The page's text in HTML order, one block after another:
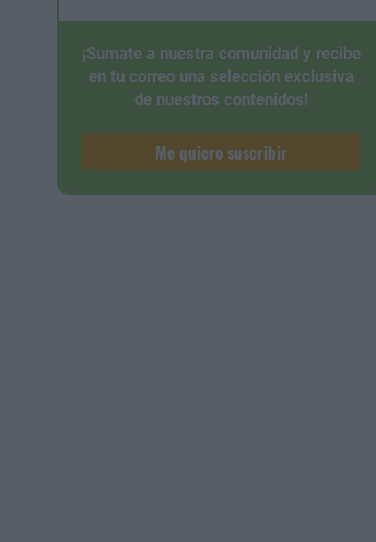
¡Sumate a nuestra comunidad y recibe
en tu correo una selección exclusiva
de nuestros contenidos!
Me quiero suscribir